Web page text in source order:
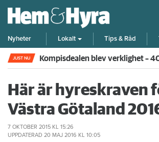
Nyheter Lokalt Tips & Råd
JUST NU Rökte inomhus och övergav
Här är hyreskraven
Västra Götaland
7 OKTOBER 2015 KL 15:26
UPPDATERAD 20 MAJ 2016 KL 10:05